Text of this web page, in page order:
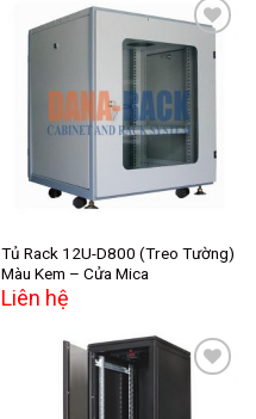
Add to
wishlist
Tủ Rack 12U-D800 (Treo Tường)
Màu Kem – Cửa Mica
Liên hệ